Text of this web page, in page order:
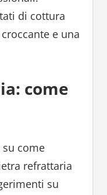
di cottura
e una
come
su come
refrattaria
su